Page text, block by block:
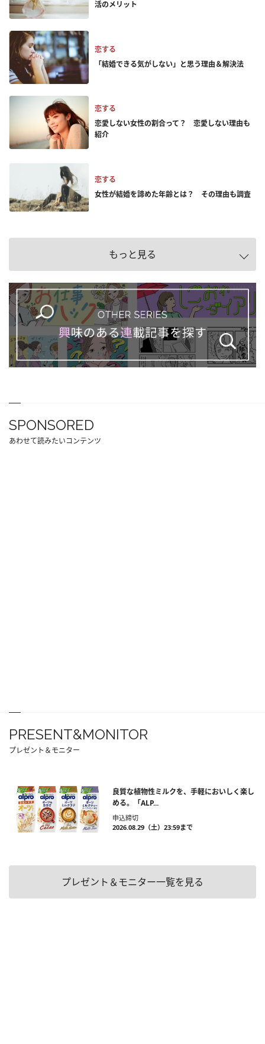
活のメリット
恋する
「結婚できる気がしない」と思う理由＆解決法
恋する
恋愛しない女性の割合って？ 恋愛しない理由も
紹介
恋する
女性が結婚を諦めた年齢とは？ その理由も調査
もっと見る
SPONSORED
あわせて読みたいコンテンツ
PRESENT&MONITOR
プレゼント＆モニター
良質な植物性ミルクを、手軽においしく楽し
める。「ALP...
申込締切
2026.08.29（土）23:59まで
プレゼント＆モニター一覧を見る